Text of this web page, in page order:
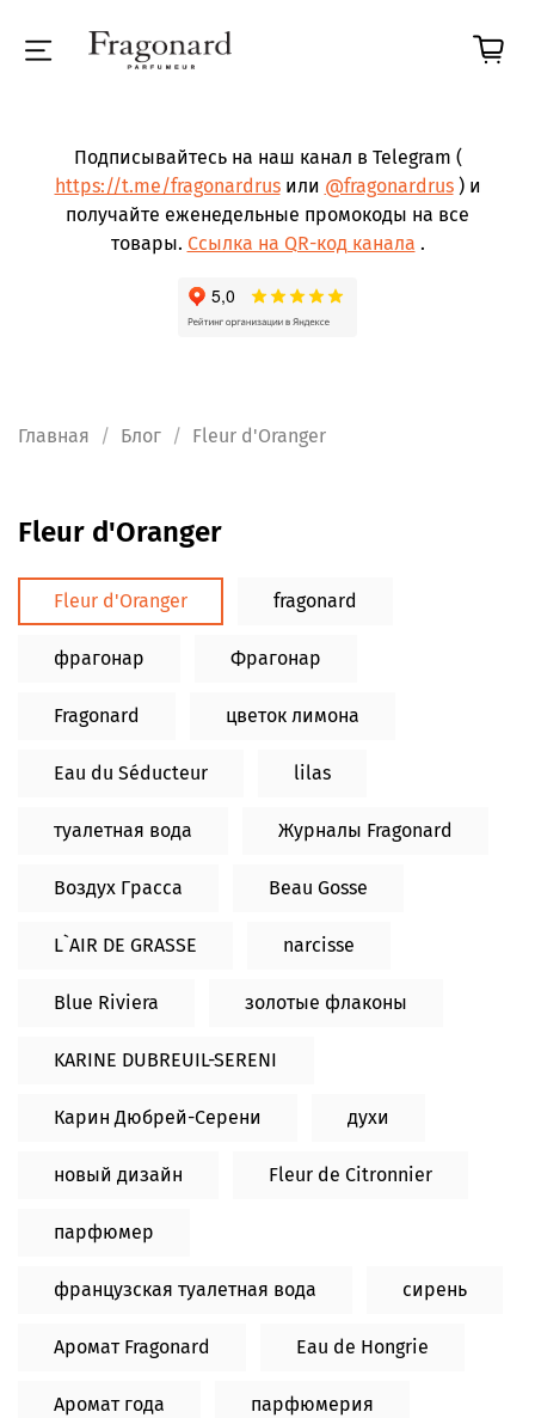
Подписывайтесь на наш канал в Telegram (
https://t.me/fragonardrusили @fragonardrus) и
получайте еженедельные промокоды на все
товары. Ссылка на QR-код канала .
Главная Блог Fleur d'Oranger
Fleur d'Oranger
Fleur d'Oranger fragonard
фрагонар Фрагонар
Fragonard цветок лимона
Eau du Séducteur lilas
туалетная вода Журналы Fragonard
Воздух Грасса Beau Gosse
L`AIR DE GRASSE narcisse
Blue Riviera золотые флаконы
KARINE DUBREUIL-SERENI
Карин Дюбрей-Серени духи
новый дизайн Fleur de Citronnier
парфюмер
французская туалетная вода сирень
Аромат Fragonard Eau de Hongrie
Аромат года парфюмерия